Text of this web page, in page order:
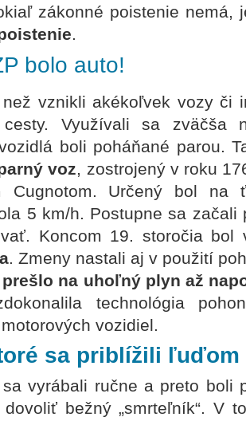
zákonné poistenie
.
bolo auto!
vznikli akékoľvek vozy či
cesty. Využívali sa zväčša
boli poháňané parou.
voz, zostrojený v roku
Cugnotom. Určený bol na
5 km/h. Postupne sa začali
Koncom 19. storočia bol
. Zmeny nastali aj v použití
na uhoľný plyn až
technológia
vozidiel.
sa priblížili ľuďom
vyrábali ručne a preto boli
bežný „smrteľník“. V